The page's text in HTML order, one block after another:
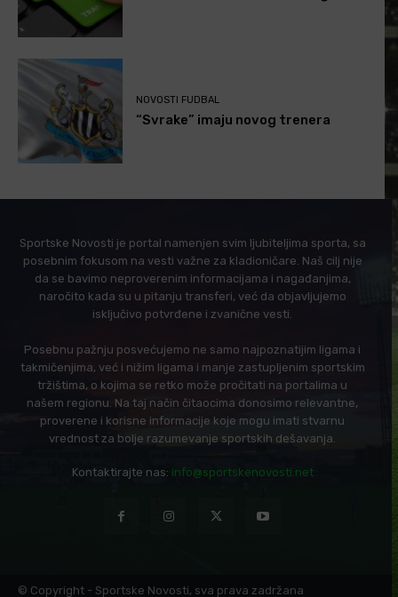
NOVOSTI FUDBAL
“Svrake” imaju novog trenera
Sportske Novosti je portal namenjen svim ljubiteljima sporta, sa
posebnim fokusom na vesti važne za kladioničare. Naš cilj nije
da se bavimo neproverenim informacijama i nagađanjima,
naročito kada su u pitanju transferi, već da objavljujemo
isključivo potvrđene i zvanične vesti.
Posebnu pažnju posvećujemo ne samo najpoznatijim ligama i
takmičenjima, već i nižim ligama i manje zastupljenim sportskim
tržištima, o kojima se retko može pročitati na portalima u
našem regionu. Na taj način čitaocima donosimo relevantne,
proverene i korisne informacije koje mogu imati stvarnu
vrednost za bolje razumevanje sportskih dešavanja.
Kontaktirajte nas: info@sportskenovosti.net
© Copyright - Sportske Novosti, sva prava zadržana